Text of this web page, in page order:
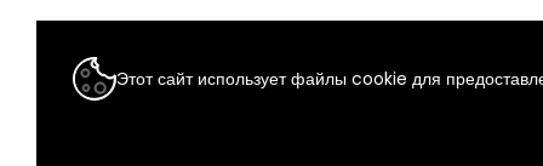
Этот сайт использует файлы cookie для